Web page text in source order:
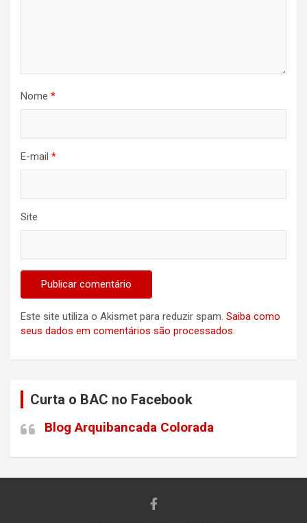
Nome *
E-mail *
Site
Este site utiliza o Akismet para reduzir spam. Saiba como
seus dados em comentários são processados.
Curta o BAC no Facebook
Blog Arquibancada Colorada